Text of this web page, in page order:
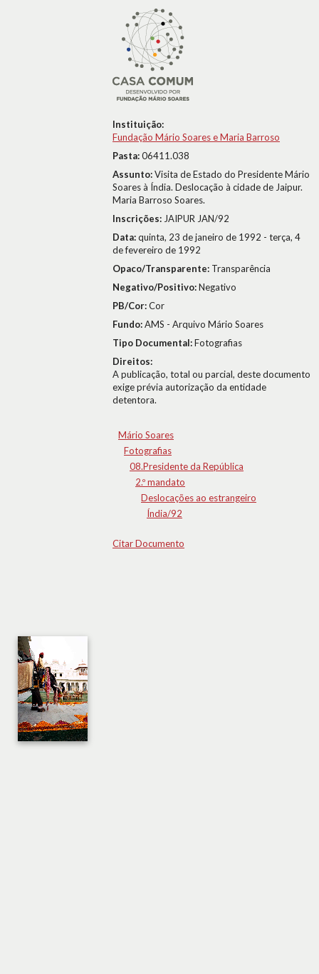
Instituição:
Fundação Mário Soares e Maria Barroso
Pasta:06411.038
Assunto:Visita de Estado do Presidente Mário
Soares à Índia. Deslocação à cidade de Jaipur.
Maria Barroso Soares.
Inscrições: JAIPUR JAN/92
Data:quinta, 23 de janeiro de 1992 - terça, 4
de fevereiro de 1992
Opaco/Transparente: Transparência
Negativo/Positivo:Negativo
PB/Cor:Cor
Fundo:AMS - Arquivo Mário Soares
Tipo Documental:Fotografias
Direitos:
A publicação, total ou parcial, deste documento
exige prévia autorização da entidade
detentora.
Mário Soares
Fotografias
08.Presidente da República
2.º mandato
Deslocações ao estrangeiro
Índia/92
Citar Documento